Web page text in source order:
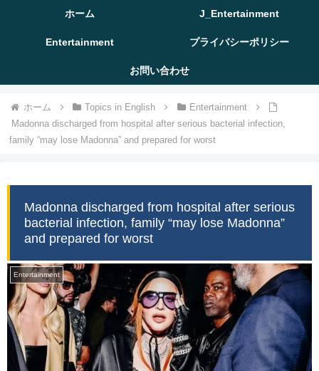
ホーム J_Entertainment
Entertainment プライバシーポリシー
お問い合わせ
ホーム Topics in English
Entertainment
Madonna discharged from hospital after serious bacterial infection,
family “may lose Madonna” and prepared for worst
Madonna discharged from hospital after serious
bacterial infection, family “may lose Madonna”
and prepared for worst
Entertainment